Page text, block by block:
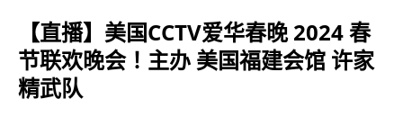
【直播】美国CCTV爱华春晚 2024 春
节联欢晚会！主办 美国福建会馆 许家
精武队